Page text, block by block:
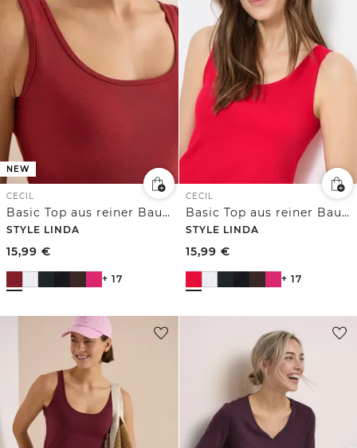
NEW
CECIL
Basic Top aus reiner Baumwolle
STYLE LINDA
15,99 €
+ 17
CECIL
Basic Top aus reiner Baumwolle
STYLE LINDA
15,99 €
+ 17